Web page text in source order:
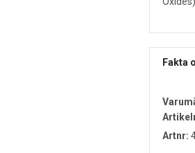
Fakta
Artnr: